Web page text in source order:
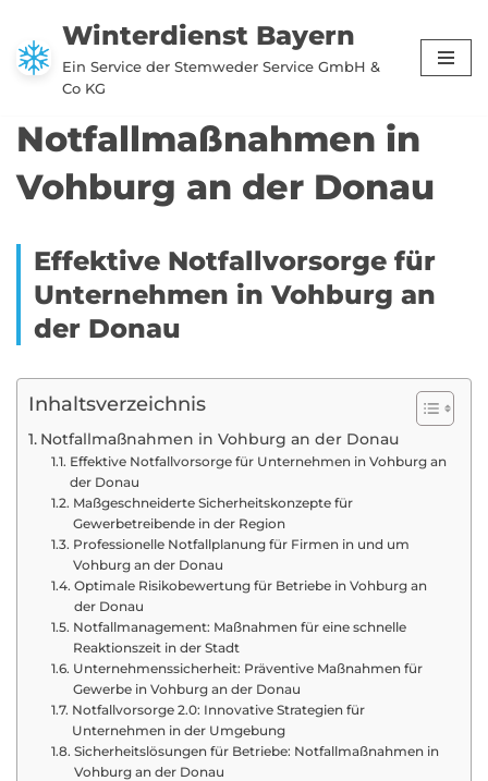
Zum
Inhalt
Winterdienst Bayern
Ein Service der Stemweder Service GmbH &
Co KG
Notfallmaßnahmen in
Vohburg an der Donau
Effektive Notfallvorsorge für
Unternehmen in Vohburg an
der Donau
Inhaltsverzeichnis
Notfallmaßnahmen in Vohburg an der Donau
Effektive Notfallvorsorge für Unternehmen in Vohburg an
der Donau
Maßgeschneiderte Sicherheitskonzepte für
Gewerbetreibende in der Region
Professionelle Notfallplanung für Firmen in und um
Vohburg an der Donau
Optimale Risikobewertung für Betriebe in Vohburg an
der Donau
Notfallmanagement: Maßnahmen für eine schnelle
Reaktionszeit in der Stadt
Unternehmenssicherheit: Präventive Maßnahmen für
Gewerbe in Vohburg an der Donau
Notfallvorsorge 2.0: Innovative Strategien für
Unternehmen in der Umgebung
Sicherheitslösungen für Betriebe: Notfallmaßnahmen in
Vohburg an der Donau